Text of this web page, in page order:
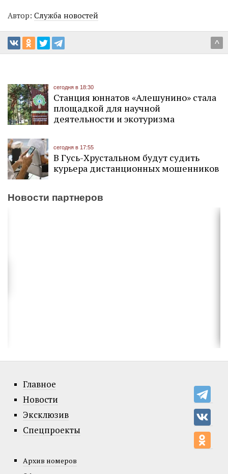
Автор: Служба новостей
^
сегодня в 18:30
Станция юннатов «Алешунино» стала
площадкой для научной
деятельности и экотуризма
сегодня в 17:55
В Гусь-Хрустальном будут судить
курьера дистанционных мошенников
Новости партнеров
Главное
Новости
Эксклюзив
Спецпроекты
Архив номеров